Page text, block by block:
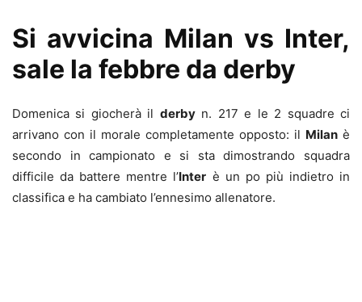
Si avvicina Milan vs Inter,
sale la febbre da derby
Domenica si giocherà il derbyn. 217 e le 2 squadre ci
arrivano con il morale completamente opposto: il Milan è
secondo in campionato e si sta dimostrando squadra
difficile da battere mentre l’Inter è un po più indietro in
classifica e ha cambiato l’ennesimo allenatore.